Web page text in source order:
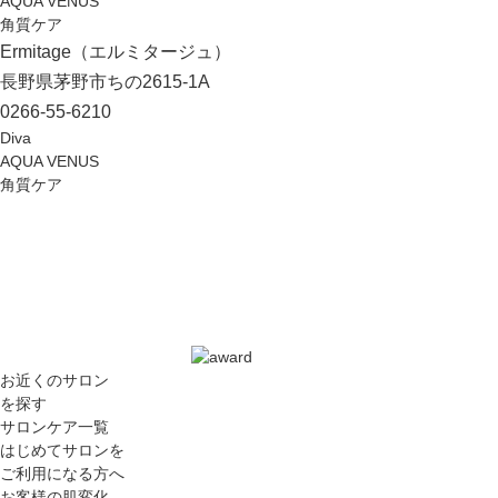
角質ケア
Ermitage（エルミタージュ）
長野県茅野市ちの2615-1A
0266-55-6210
Diva
AQUA VENUS
角質ケア
お近くのサロン
を探す
サロンケア一覧
はじめてサロンを
ご利用になる方へ